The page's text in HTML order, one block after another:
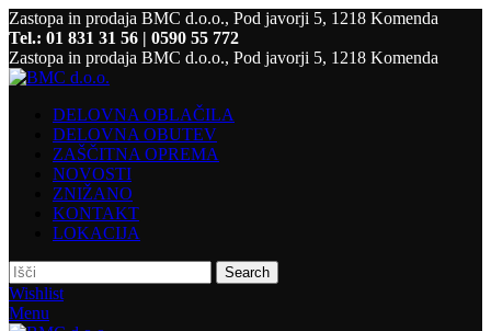
Zastopa in prodaja BMC d.o.o., Pod javorji 5, 1218 Komenda
Tel.: 01 831 31 56 | 0590 55 772
Zastopa in prodaja BMC d.o.o., Pod javorji 5, 1218 Komenda
DELOVNA OBLAČILA
DELOVNA OBUTEV
ZAŠČITNA OPREMA
NOVOSTI
ZNIŽANO
KONTAKT
LOKACIJA
Search
Wishlist
Menu